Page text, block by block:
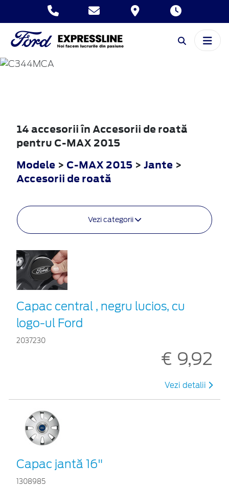
C-MAX
14 accesorii în Accesorii de roată
pentru C-MAX 2015
Modele > C-MAX 2015 > Jante >
Accesorii de roată
Vezi categorii
Capac central , negru lucios, cu
logo-ul Ford
2037230
€ 9,92
Vezi detalii
Capac jantă 16"
1308985